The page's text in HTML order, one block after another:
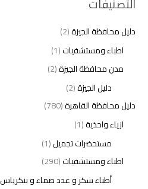
دليل محافظة الجيزة(2)
اطباء ومستشفيات(1)
مدن محافظة الجيزة(2)
دليل الجيزة(2)
دليل محافظة القاهرة(780)
ازياء واحذية(1)
مستحضرات تجميل(1)
اطباء ومستشفيات(290)
أطباء سكر و غدد صماء و بنكرياس